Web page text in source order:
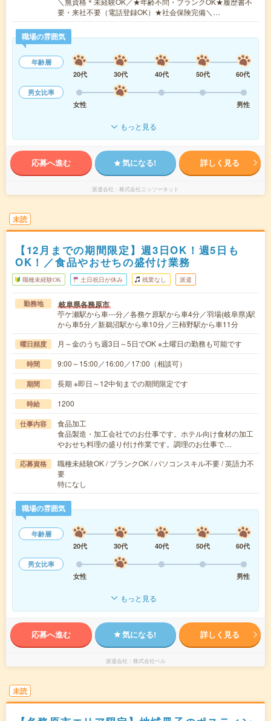
要・来社不要（電話登録OK）★社会保険完備＼…
職場の雰囲気
年齢層
20代
30代 40代 50代
60代
男女比率
女性
男性
もっと見る
応募へ進む 気になる! 詳しく見る
派遣会社 株式会社ニッソーネット
未読
【12月までの期間限定】週3日OK！週5日も
OK！／食品やおせちの盛付け業務
職種未経験OK 土日祝日が休み 残業なし 派遣
勤務地 岐阜県各務原市
苧ケ瀬駅から車---分／各務ケ原駅から車4分／羽場(岐阜県)駅
から車5分／新鵜沼駅から車10分／三柿野駅から車11分
曜日頻度 月～金のうち週3日～5日でOK ※土曜日の勤務も可能です
時間 9:00～15:00／16:00／17:00（相談可）
期間 長期 ※即日～12中旬までの期間限定です
時給 1200
仕事内容
食品加工
食品製造・加工会社でのお仕事です。ホテル向け食材の加工
やおせち料理の盛り付け作業です。調理のお仕事で…
応募資格
職種未経験OK / ブランクOK / パソコンスキル不要 / 英語力不
要
特になし
職場の雰囲気
年齢層
20代
30代 40代 50代
60代
男女比率
女性
男性
もっと見る
応募へ進む 気になる! 詳しく見る
派遣会社 株式会社ベル
未読